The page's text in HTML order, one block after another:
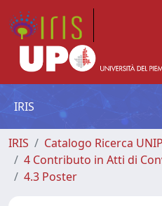
IRIS
IRIS
Catalogo Ricerca
4 Contributo in Atti di
4.3 Poster